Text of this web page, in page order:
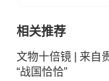
相关推荐
文物十倍镜 | 来自
“战国恰恰”